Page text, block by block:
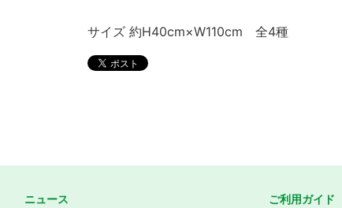
サイズ 約H40cm×W110cm 全4種
ニュース ご利用ガイド